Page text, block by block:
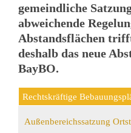
gemeindliche
abweichende
Abstandsflächen
deshalb das neue
BayBO.
Rechtskräftige
Außenbereichssatzung